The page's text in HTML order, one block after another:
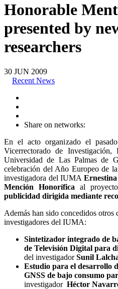
Honorable
presented by
researchers
30 JUN 2009
Recent News
Share on networks:
En el acto organizado el
Vicerrectorado de
Universidad de Las Palmas de
celebración del Año Europeo de
investigadora del IUMA
Mención Honorífica al
publicidad dirigida mediante
Además han sido concedidos otros
investigadores del IUMA:
Sintetizador integrado de
de Televisión Digital para
del investigadorSunil
Estudio para el desarrollo
GNSS de bajo consumo
investigador Héctor